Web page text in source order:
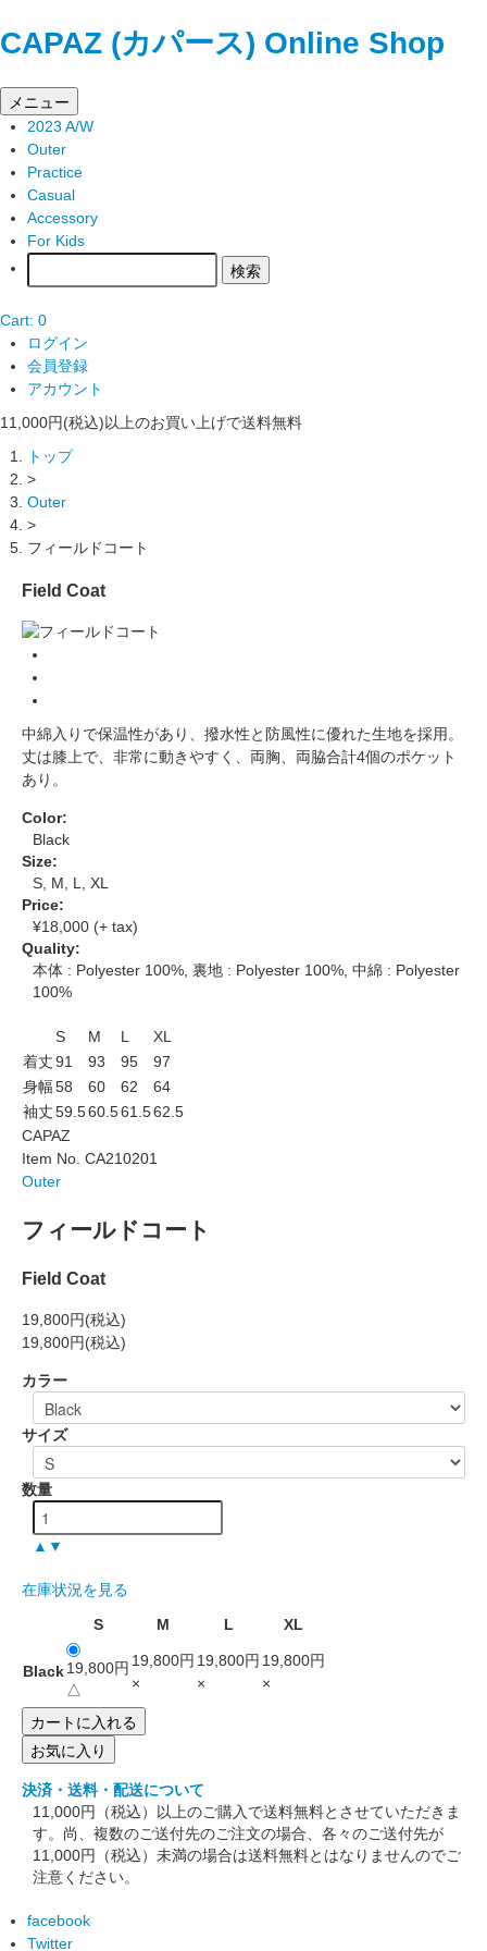
CAPAZ (カパース) Online Shop
メニュー
2023 A/W
Outer
Practice
Casual
Accessory
For Kids
Cart: 0
ログイン
会員登録
アカウント
11,000円(税込)以上のお買い上げで送料無料
トップ
>
Outer
>
フィールドコート
Field Coat
中綿入りで保温性があり、撥水性と防風性に優れた生地を採用。
丈は膝上で、非常に動きやすく、両胸、両脇合計4個のポケット
あり。
Color:
Black
Size:
S, M, L, XL
Price:
¥18,000 (+ tax)
Quality:
本体 : Polyester 100%, 裏地 : Polyester 100%, 中綿 : Polyester
100%
S M L
XL
着丈91 93 95
97
身幅58 60 62
64
袖丈59.560.561.562.5
CAPAZ
Item No. CA210201
Outer
フィールドコート
Field Coat
19,800円(税込)
19,800円(税込)
カラー
サイズ
数量
▲ ▼
在庫状況を見る
S
M L XL
Black19,800円
△
19,800円
×
19,800円
×
19,800円
×
お気に入り
決済・送料・配送について
11,000円（税込）以上のご購入で送料無料とさせていただきま
す。尚、複数のご送付先のご注文の場合、各々のご送付先が
11,000円（税込）未満の場合は送料無料とはなりませんのでご
注意ください。
facebook
Twitter